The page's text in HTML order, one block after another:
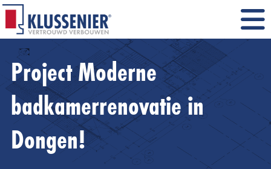
Project Moderne
badkamerrenovatie in
Dongen!